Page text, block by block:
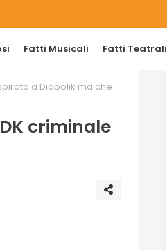
Fatti Musicali Fatti Teatrali
a Diabolik ma che
criminale